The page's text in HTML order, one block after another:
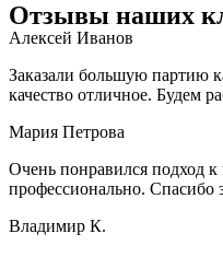
Отзывы наших
Алексей Иванов
Заказали большую партию
качество отличное. Будем
Мария Петрова
Очень понравился подход к
профессионально. Спасибо
Владимир К.